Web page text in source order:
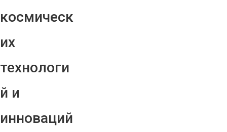
космическ
их
технологи
й и
инноваций